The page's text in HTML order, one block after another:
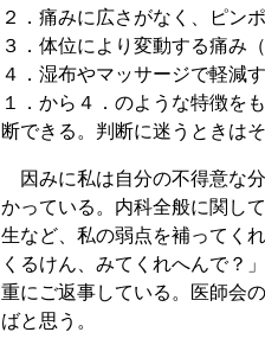
２．痛みに広さがなく、ピン
３．体位により変動する痛み
４．湿布やマッサージで軽減
１．から４．のような特徴を
断できる。判断に迷うときは
因みに私は自分の不得意な
かっている。内科全般に関し
生など、私の弱点を補ってく
くるけん、みてくれへんで？
重にご返事している。医師会
ばと思う。